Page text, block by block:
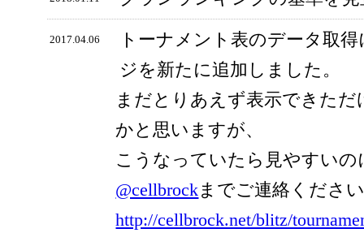
2017.04.06
トーナメント表のデータ取
ジを新たに追加しました。
まだとりあえず表示できた
かと思いますが、
こうなっていたら見やすい
@cellbrockまでご連絡くださ
http://cellbrock.net/blitz/